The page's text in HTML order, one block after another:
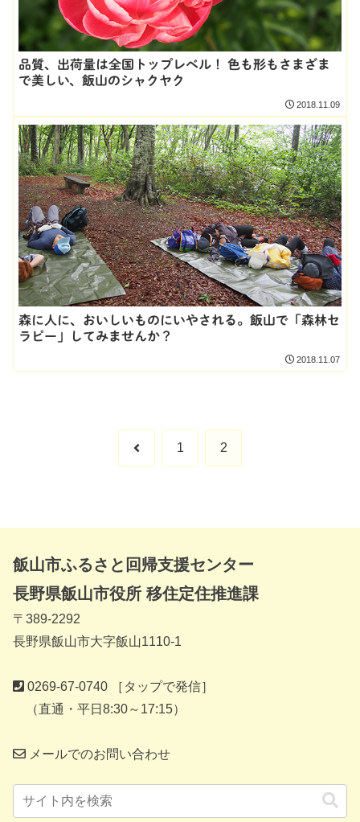
品質、出荷量は全国トップレベル！ 色も形もさまざま
で美しい、飯山のシャクヤク
2018.11.09
森に人に、おいしいものにいやされる。飯山で「森林セ
ラピー」してみませんか？
2018.11.07
前 1 2
飯山市ふるさと回帰支援センター
長野県飯山市役所 移住定住推進課
〒389-2292
長野県飯山市大字飯山1110-1
0269-67-0740 ［タップで発信］
（直通・平日8:30～17:15）
メールでのお問い合わせ